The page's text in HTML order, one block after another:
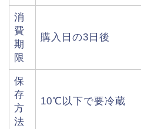
消
費
期
限
購入日の3日後
保
存
方
法
10℃以下で要冷蔵